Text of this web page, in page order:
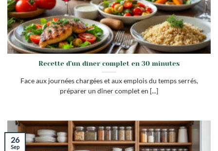
Recette d’un dîner complet en 30 minutes
Face aux journées chargées et aux emplois du temps serrés,
préparer un dîner complet en [...]
26
Sep